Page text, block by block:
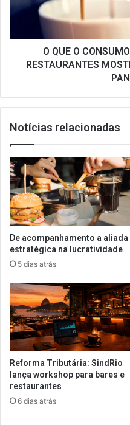
EM
E
RESTAURANTES
MOSTRA
EFEITOS
PANDEMIA
O QUE O
RESTAURANTES
Notícias relacionadas
De acompanhamento a aliada
estratégica na lucratividade
5 dias atrás
Reforma Tributária: SindRio
lança workshop para bares e
restaurantes
6 dias atrás